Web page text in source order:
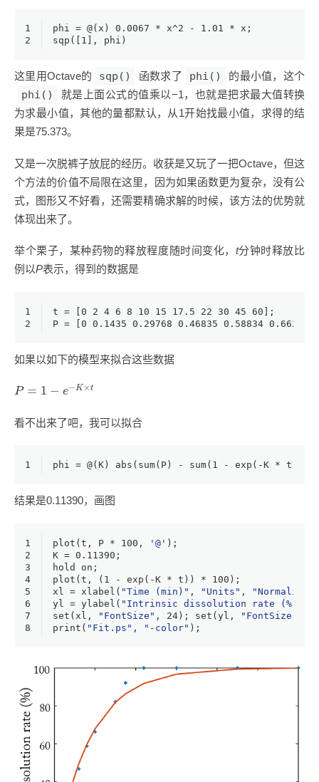
1
2
phi = @(x) 0.0067 * x^2 - 1.01 * x;
sqp([ 1 ], phi)
这里用Octave的 sqp() 函数求了 phi() 的最小值，这个
phi()
就是上面公式的值乘以−1，也就是把求最大值转换
为求最小值，其他的量都默认，从1开始找最小值，求得的结
果是75.373。
又是一次脱裤子放屁的经历。收获是又玩了一把Octave，但这
个方法的价值不局限在这里，因为如果函数更为复杂，没有公
式，图形又不好看，还需要精确求解的时候，该方法的优势就
体现出来了。
举个栗子，某种药物的释放程度随时间变化， t分钟时释放比
例以P表示，得到的数据是
1
2
t = [0 2 4 6 8 10 15 17.5 22 30 45 60 ];
P = [0 0.1435 0.29768 0.46835 0.58834 0.66296
如果以如下的模型来拟合这些数据
P = 1 − e−K ×t
P= − t
看不出来了吧，我可以拟合
1 phi = @(K) abs (sum(P) - sum( 1 - exp (-K * t)));
结果是0.11390，画图
1
2
3
4
5
6
7
8
plot (t, P * 100 , '@' );
K = 0.11390 ;
hold
on;
plot (t, ( 1 - exp (-K * t)) * 100 );
xl = xlabel( "Time (min)" , "Units" ,
yl = ylabel( "Intrinsic dissolution rate (%)"
set(xl,
"FontSize" , 24); set(yl, "FontSize"
print( "Fit.ps" , "-color" );